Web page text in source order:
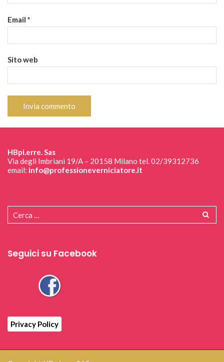
Email *
Sito web
HBpi.erre. Sas
Via degli Imbriani 19/A – 20158 Milano tel. 02/39312736
email: info@professioneverniciatore.it
Seguici su Facebook
Privacy Policy